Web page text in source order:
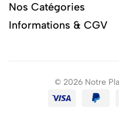
Nos Catégories
Informations & CGV
© 2026 Notre